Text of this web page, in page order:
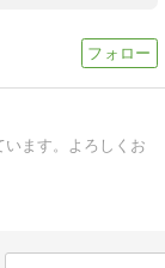
ます。よろしくお